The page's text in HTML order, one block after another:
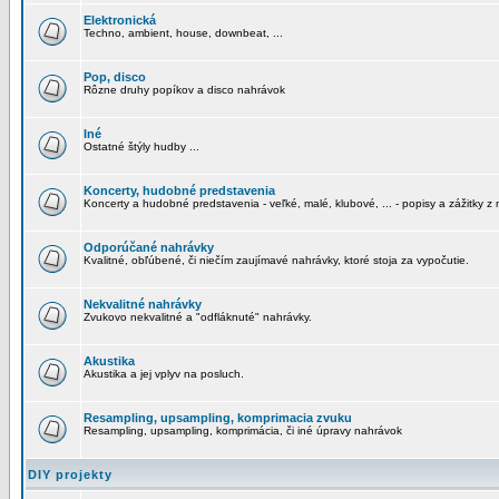
Elektronická
Techno, ambient, house, downbeat, ...
Pop, disco
Rôzne druhy popíkov a disco nahrávok
Iné
Ostatné štýly hudby ...
Koncerty, hudobné predstavenia
Koncerty a hudobné predstavenia - veľké, malé, klubové, ... - popisy a zážitky z
Odporúčané nahrávky
Kvalitné, obľúbené, či niečím zaujímavé nahrávky, ktoré stoja za vypočutie.
Nekvalitné nahrávky
Zvukovo nekvalitné a "odfláknuté" nahrávky.
Akustika
Akustika a jej vplyv na posluch.
Resampling, upsampling, komprimacia zvuku
Resampling, upsampling, komprimácia, či iné úpravy nahrávok
DIY projekty